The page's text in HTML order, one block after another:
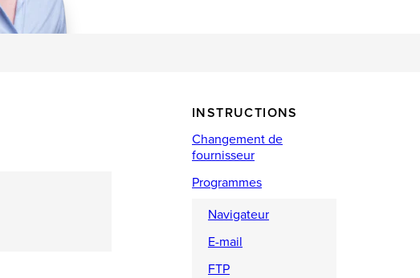
INSTRUCTIONS
Changement de
fournisseur
Programmes
Navigateur
E-mail
FTP